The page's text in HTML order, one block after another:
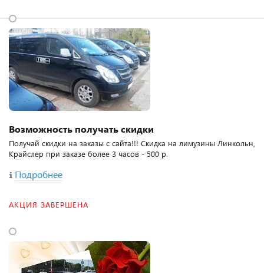
Возможность получать скидки
Получай скидки на заказы с сайта!!! Скидка на лимузины Линкольн,
Крайслер при заказе более 3 часов - 500 р.
Подробнее
АКЦИЯ ЗАВЕРШЕНА